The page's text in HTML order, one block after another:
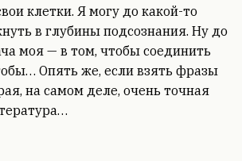
клетки. Я могу до какой-то
в глубины подсознания. Ну до
моя — в том, чтобы соединить
Опять же, если взять фразы
на самом деле, очень точная